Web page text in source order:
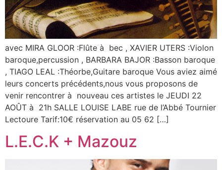
avec MIRA GLOOR :Flûte à bec , XAVIER UTERS :Violon
baroque,percussion , BARBARA BAJOR :Basson baroque
, TIAGO LEAL :Théorbe,Guitare baroque Vous aviez aimé
leurs concerts précédents,nous vous proposons de
venir rencontrer à nouveau ces artistes le JEUDI 22
AOÛT à 21h SALLE LOUISE LABE rue de l’Abbé Tournier
Lectoure Tarif:10€ réservation au 05 62 […]
L.E.C.K + Mazouz